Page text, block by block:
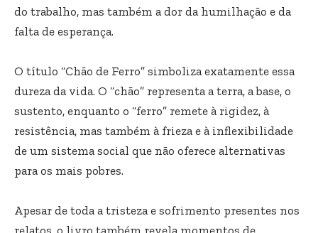
do trabalho, mas também a dor da humilhação e da
falta de esperança.
O título “Chão de Ferro” simboliza exatamente essa
dureza da vida. O “chão” representa a terra, a base, o
sustento, enquanto o “ferro” remete à rigidez, à
resistência, mas também à frieza e à inflexibilidade
de um sistema social que não oferece alternativas
para os mais pobres.
Apesar de toda a tristeza e sofrimento presentes nos